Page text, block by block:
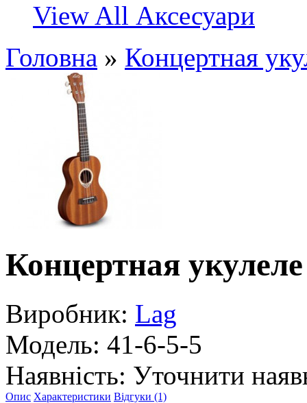
View All Аксесуари
Головна » Концертная
Концертная
Виробник: Lag
Модель: 41-6-5-5
Наявність: Уточнити
Опис Характеристики Відгуки (1)